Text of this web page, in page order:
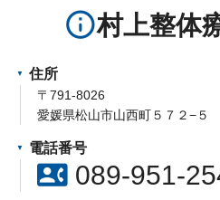
info_outline村上整体
住所
〒791-8026
愛媛県松山市山西町５７２−５
電話番号
contact_phone089-951-